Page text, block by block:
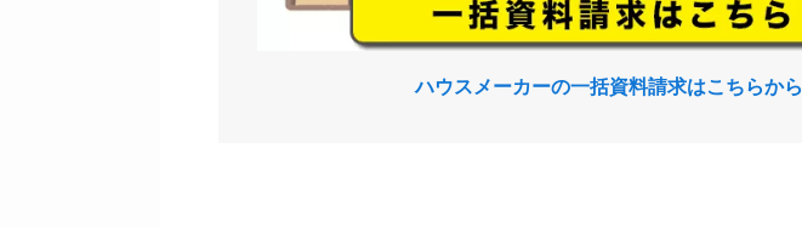
ハウスメーカーの一括資料請求はこちらから